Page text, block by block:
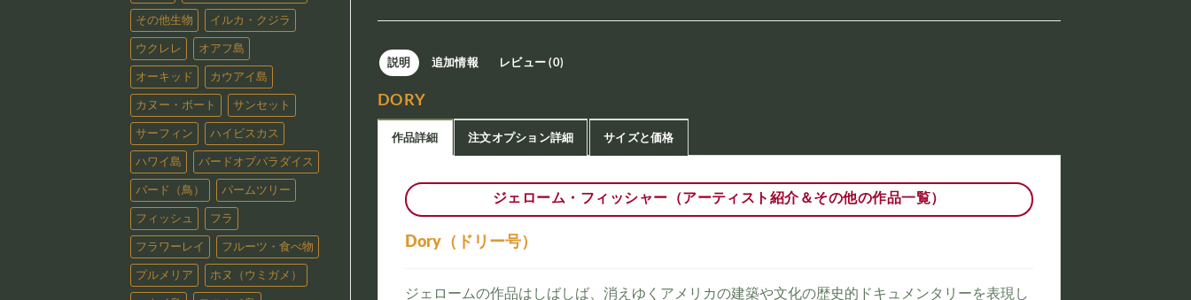
その他生物 イルカ・クジラ
ウクレレ オアフ島
オーキッド カウアイ島
カヌー・ボート サンセット
サーフィン ハイビスカス
ハワイ島 バードオブパラダイス
バード（鳥） パームツリー
フィッシュ フラ
フラワーレイ フルーツ・食べ物
プルメリア ホヌ（ウミガメ）
説明 追加情報 レビュー (0)
DORY
作品詳細 注文オプション詳細 サイズと価格
ジェローム・フィッシャー（アーティスト紹介＆その他の作品一覧）
Dory（ドリー号）
ジェロームの作品はしばしば、消えゆくアメリカの建築や文化の歴史的ドキュメンタリーを表現し